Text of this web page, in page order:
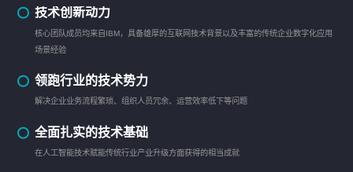
技术创新动力
核心团队成员均来自IBM，具备雄厚的互联网技术背景以及丰富的传统企业数字化应用
场景经验
领跑行业的技术势力
解决企业业务流程繁琐、组织人员冗余、运营效率低下等问题
全面扎实的技术基础
在人工智能技术赋能传统行业产业升级方面获得的相当成就